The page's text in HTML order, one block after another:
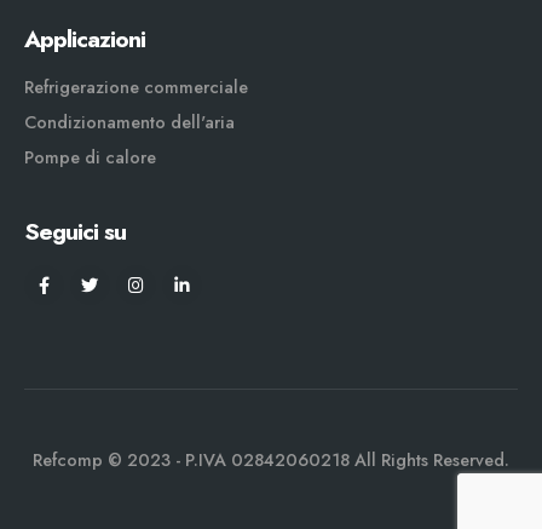
Applicazioni
Refrigerazione commerciale
Condizionamento dell'aria
Pompe di calore
Seguici su
Refcomp © 2023 - P.IVA 02842060218 All Rights Reserved.